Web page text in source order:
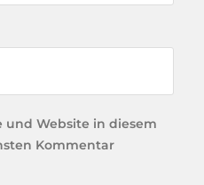
und Website in diesem
Kommentar